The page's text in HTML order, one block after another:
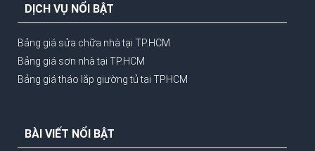
DỊCH VỤ NỔI BẬT
Bảng giá sửa chữa nhà tại TP.HCM
Bảng giá sơn nhà tại TP.HCM
Bảng giá tháo lắp giường tủ tại TPHCM
BÀI VIẾT NỔI BẬT